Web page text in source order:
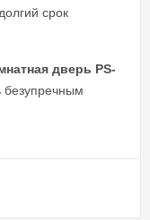
срок
дверь PS-
безупречным